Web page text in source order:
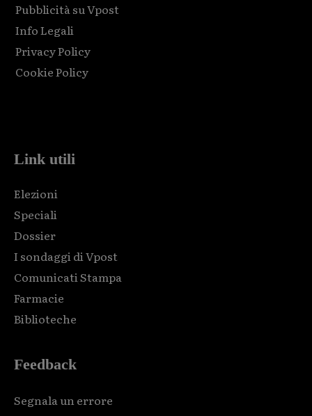
Pubblicità su Vpost
Info Legali
Privacy Policy
Cookie Policy
Link utili
Elezioni
Speciali
Dossier
I sondaggi di Vpost
Comunicati Stampa
Farmacie
Biblioteche
Feedback
Segnala un errore